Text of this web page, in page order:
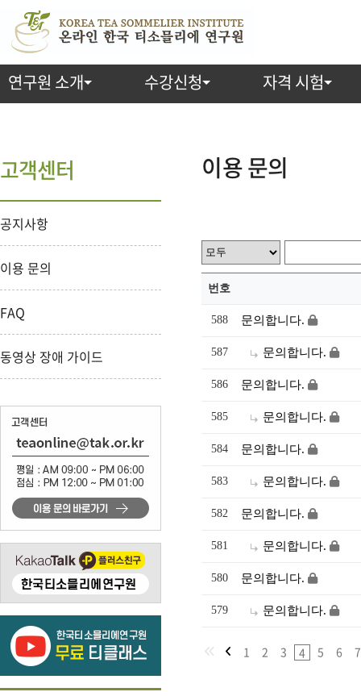
연구원 소개 수강신청 자격 시험
이용 문의
번호
588 문의합니다.
587 문의합니다.
586 문의합니다.
585 문의합니다.
584 문의합니다.
583 문의합니다.
582 문의합니다.
581 문의합니다.
580 문의합니다.
579 문의합니다.
1 2 3 4 5 6 7
고객센터
공지사항
이용 문의
FAQ
동영상 장애 가이드